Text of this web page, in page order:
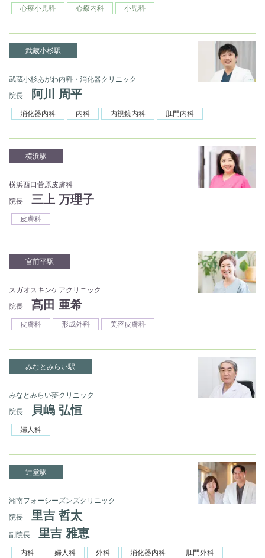
心療小児科
心療内科 小児科
武蔵小杉駅
武蔵小杉あがわ内科・消化器クリニック
院長
阿川 周平
消化器内科 内科 内視鏡内科 肛門内科
横浜駅
横浜西口菅原皮膚科
院長
三上 万理子
皮膚科
宮前平駅
スガオスキンケアクリニック
院長
髙田 亜希
皮膚科 形成外科 美容皮膚科
みなとみらい駅
みなとみらい夢クリニック
院長
貝嶋 弘恒
婦人科
辻堂駅
湘南フォーシーズンズクリニック
院長
里吉 哲太
副院長 里吉 雅恵
内科 婦人科 外科 消化器内科 肛門外科